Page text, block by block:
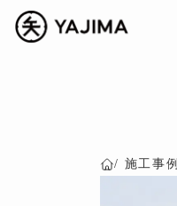
施工事例